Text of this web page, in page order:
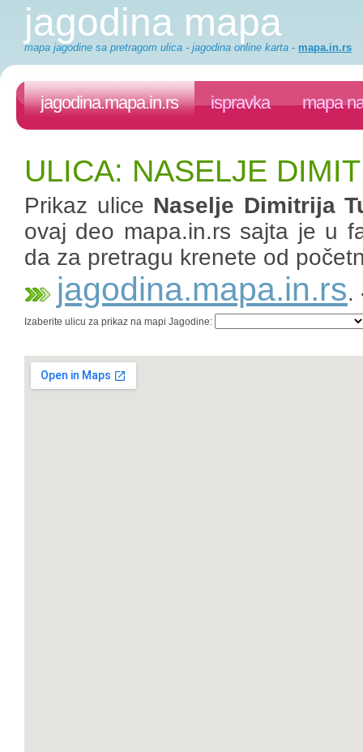
jagodina mapa
mapa jagodine sa pretragom ulica - jagodina online karta - mapa.in.rs
jagodina.mapa.in.rs ispravka mapa
ULICA: NASELJE
Prikaz ulice Naselje Dimitrija
ovaj deo mapa.in.rs sajta je u
da za pretragu krenete od
jagodina.mapa.in.rs.
Izaberite ulicu za prikaz na mapi Jagodine: